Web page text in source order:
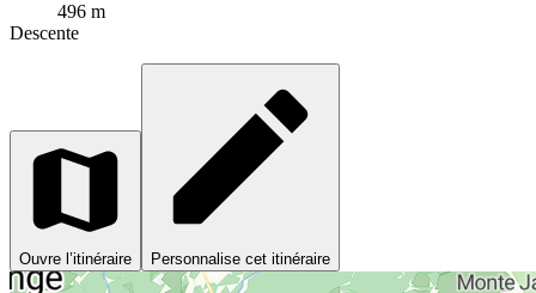
496 m
Descente
Ouvre l’itinéraire Personnalise cet itinéraire